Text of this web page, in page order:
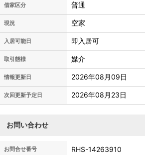
借家区分 普通
現況 空家
入居可能日 即入居可
取引態様 媒介
情報更新日 2026年08月09日
次回更新予定日 2026年08月23日
お問い合わせ
お問合せ番号 RHS-14263910